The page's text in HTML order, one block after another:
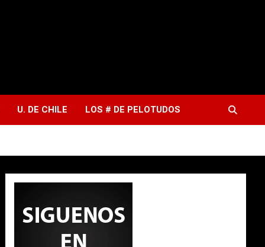
U. DE CHILE LOS # DE PELOTUDOS